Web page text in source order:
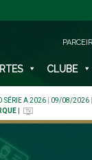
CLUBE
SÉRIE A 2026 09/08/2026